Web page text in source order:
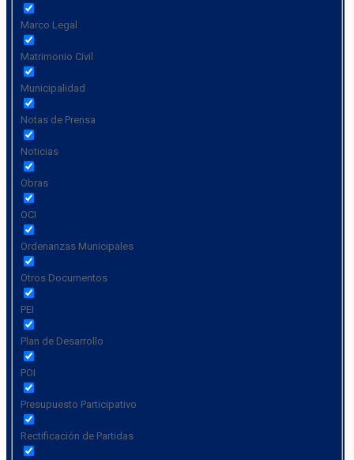
Marco Legal
Matrimonio Civil
Municipalidad
Notas de Prensa
Noticias
Obras
OCI
Ordenanzas Municipales
Otros Documentos
PEI
Plan de Desarrollo
POI
Presupuesto Participativo
Rectificación de Partidas